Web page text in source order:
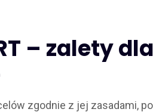
– zalety
zgodnie z jej zasadami,